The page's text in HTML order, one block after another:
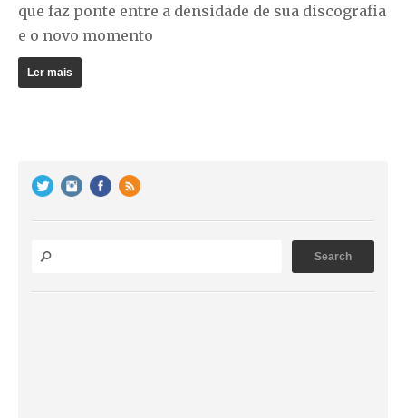
que faz ponte entre a densidade de sua discografia
e o novo momento
Ler mais